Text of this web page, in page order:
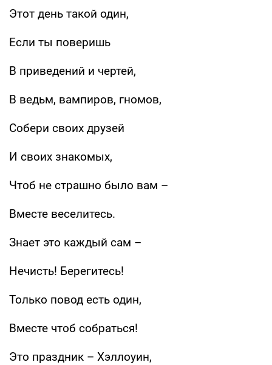
Этот день такой один,
Если ты поверишь
В приведений и чертей,
В ведьм, вампиров, гномов,
Собери своих друзей
И своих знакомых,
Чтоб не страшно было вам –
Вместе веселитесь.
Знает это каждый сам –
Нечисть! Берегитесь!
Только повод есть один,
Вместе чтоб собраться!
Это праздник – Хэллоуин,